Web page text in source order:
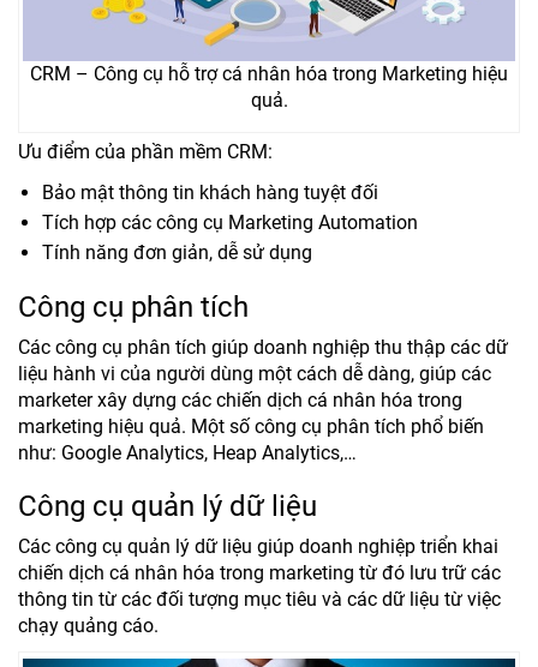
CRM – Công cụ hỗ trợ cá nhân hóa trong Marketing hiệu
quả.
Ưu điểm của phần mềm CRM:
Bảo mật thông tin khách hàng tuyệt đối
Tích hợp các công cụ Marketing Automation
Tính năng đơn giản, dễ sử dụng
Công cụ phân tích
Các công cụ phân tích giúp doanh nghiệp thu thập các dữ
liệu hành vi của người dùng một cách dễ dàng, giúp các
marketer xây dựng các chiến dịch cá nhân hóa trong
marketing hiệu quả. Một số công cụ phân tích phổ biến
như: Google Analytics, Heap Analytics,…
Công cụ quản lý dữ liệu
Các công cụ quản lý dữ liệu giúp doanh nghiệp triển khai
chiến dịch cá nhân hóa trong marketing từ đó lưu trữ các
thông tin từ các đối tượng mục tiêu và các dữ liệu từ việc
chạy quảng cáo.